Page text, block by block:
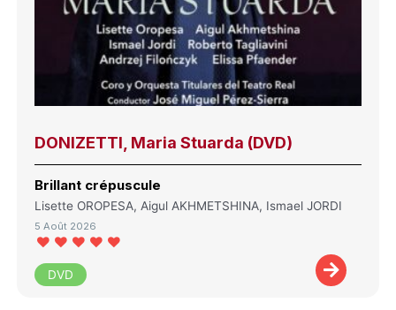
DONIZETTI, Maria Stuarda (DVD)
Brillant crépuscule
Lisette OROPESA, Aigul AKHMETSHINA, Ismael JORDI
5 Août 2026
DVD